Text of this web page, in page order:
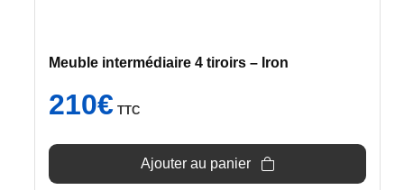
Meuble intermédiaire 4 tiroirs – Iron
210€ TTC
Ajouter au panier